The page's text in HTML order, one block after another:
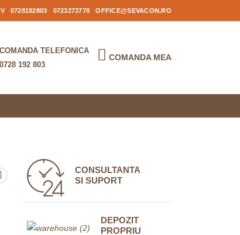
0728192803 0723273778 OFFICE@SEVACON.RO
COMANDA TELEFONICA
0728 192 803
COMANDA MEA
CONSULTANTA
SI SUPORT
DEPOZIT
PROPRIU